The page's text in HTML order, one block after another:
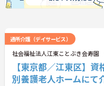
通所介護（デイサービス）
社会福祉法人江東ことぶき会寿園
【東京都／江東区】
別養護老人ホームにて